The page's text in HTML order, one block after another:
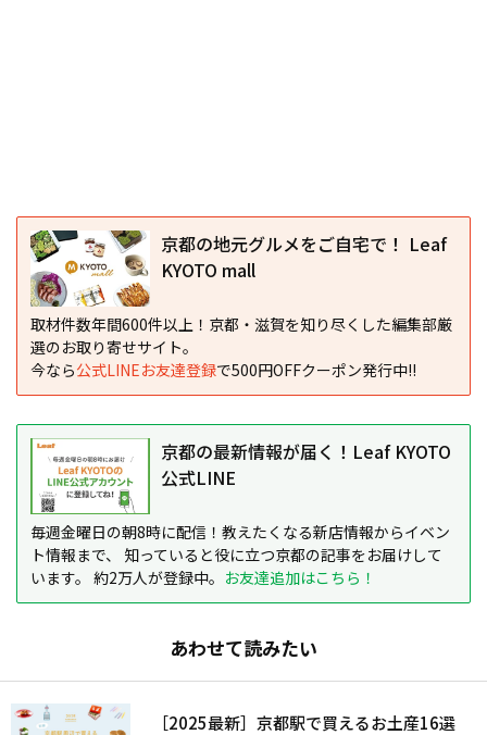
京都の地元グルメをご自宅で！ Leaf
KYOTO mall
取材件数年間600件以上！京都・滋賀を知り尽くした編集部厳
選のお取り寄せサイト。
今なら公式LINEお友達登録で500円OFFクーポン発行中!!
京都の最新情報が届く！Leaf KYOTO
公式LINE
毎週金曜日の朝8時に配信！教えたくなる新店情報からイベン
ト情報まで、 知っていると役に立つ京都の記事をお届けして
います。 約2万人が登録中。 お友達追加はこちら！
あわせて読みたい
［2025最新］京都駅で買えるお土産16選